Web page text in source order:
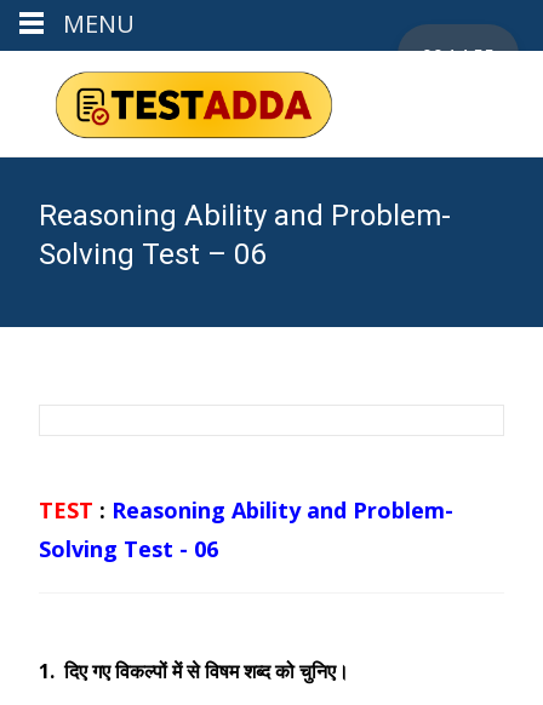
Reasoning Ability and Problem-
Solving Test – 06
00:14:55
TEST : Reasoning Ability and Problem-
Solving Test - 06
1. दिए गए विकल्पों में से विषम शब्द को चुनिए।
MENU